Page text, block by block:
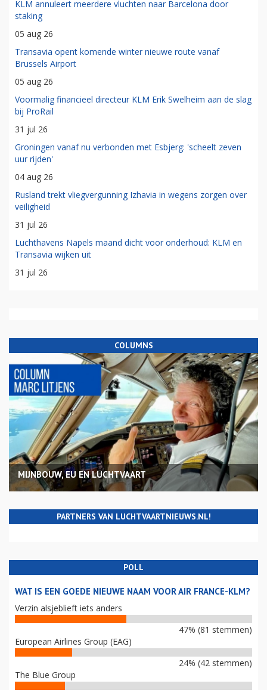
KLM annuleert meerdere vluchten naar Barcelona door
staking
05 aug 26
Transavia opent komende winter nieuwe route vanaf
Brussels Airport
05 aug 26
Voormalig financieel directeur KLM Erik Swelheim aan de slag
bij ProRail
31 jul 26
Groningen vanaf nu verbonden met Esbjerg: 'scheelt zeven
uur rijden'
04 aug 26
Rusland trekt vliegvergunning Izhavia in wegens zorgen over
veiligheid
31 jul 26
Luchthavens Napels maand dicht voor onderhoud: KLM en
Transavia wijken uit
31 jul 26
COLUMNS
MIJNBOUW, EU EN LUCHTVAART
PARTNERS VAN LUCHTVAARTNIEUWS.NL!
POLL
WAT IS EEN GOEDE NIEUWE NAAM VOOR AIR FRANCE-KLM?
Verzin alsjeblieft iets anders
47% (81 stemmen)
European Airlines Group (EAG)
24% (42 stemmen)
The Blue Group